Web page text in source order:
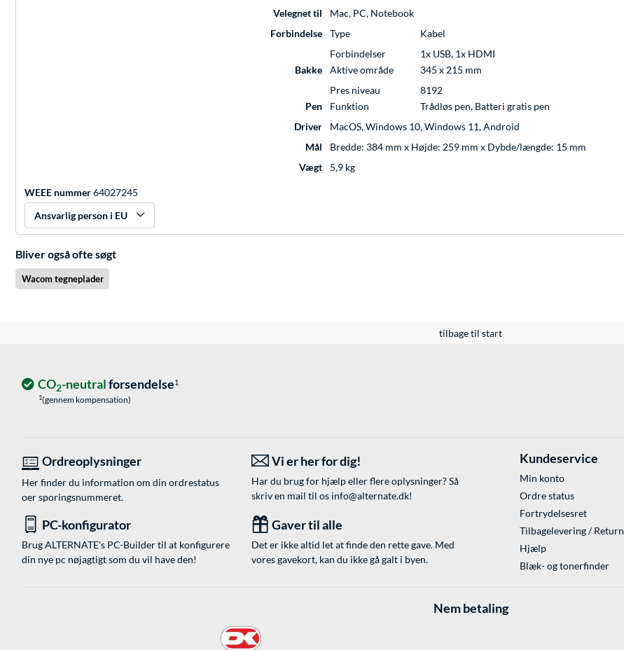
Velegnet til
Mac, PC, Notebook
Forbindelse
Type
Kabel
Forbindelser
1x USB, 1x HDMI
Bakke
Aktive område
345 x 215 mm
Pres niveau
8192
Pen
Funktion
Trådløs pen, Batteri gratis pen
Driver
MacOS, Windows 10, Windows 11, Android
Mål
Bredde: 384 mm x Højde: 259 mm x Dybde/længde: 15 mm
Vægt
5,9 kg
WEEE nummer64027245
Ansvarlig person i EU
Bliver også ofte søgt
Wacom tegneplader
tilbage til start
CO2-neutralforsendelse1
1(gennem kompensation)
Ordreoplysninger
Her finder du information om din ordrestatus
oer sporingsnummeret.
Vi er her for dig!
Har du brug for hjælp eller flere oplysninger? Så
skriv en mail til os info@alternate.dk!
PC-konfigurator
Brug ALTERNATE's PC-Builder til at konfigurere
din nye pc nøjagtigt som du vil have den!
Gaver til alle
Det er ikke altid let at finde den rette gave. Med
vores gavekort, kan du ikke gå galt i byen.
Kundeservice
Min konto
Ordre status
Fortrydelsesret
Tilbagelevering / Return
Hjælp
Blæk- og tonerfinder
Nem betaling